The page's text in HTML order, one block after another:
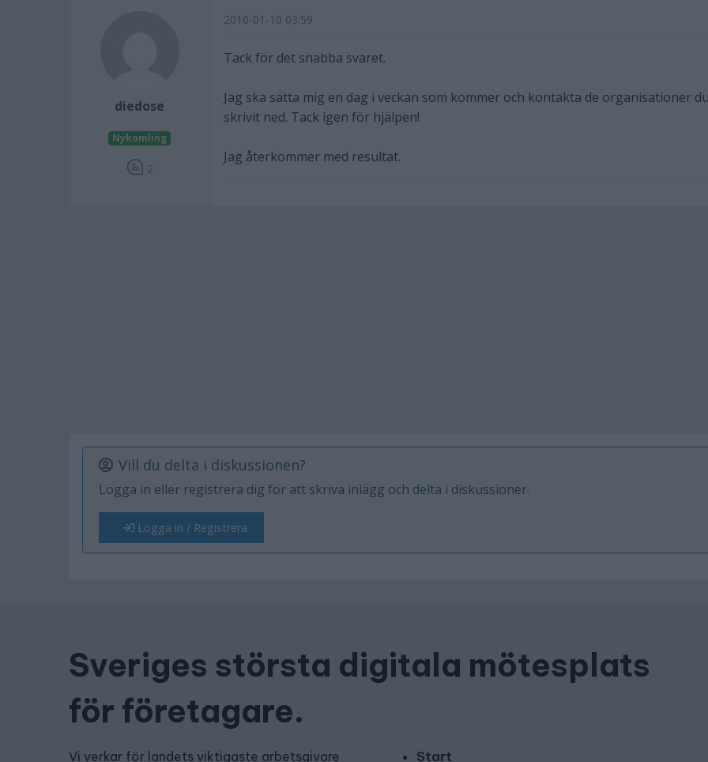
diedose
Nykomling
2
2010-01-10 03:59
Tack för det snabba svaret.
Jag ska sätta mig en dag i veckan som kommer och kontakta de organisationer
skrivit ned. Tack igen för hjälpen!
Jag återkommer med resultat.
Vill du delta i diskussionen?
Logga in eller registrera dig för att skriva inlägg och delta i diskussioner.
Logga in / Registrera
Sveriges största digitala mötesplats
för företagare.
Vi verkar för landets viktigaste arbetsgivare Start